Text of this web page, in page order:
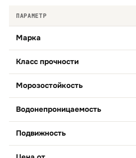
ПАРАМЕТР
Марка
Класс прочности
Морозостойкость
Водонепроницаемость
Подвижность